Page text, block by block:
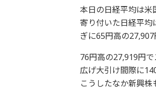
本日の日経平均は米
寄り付いた日経平均
ぎに65円高の
76円高の27,919円
広げ大引け間際に
こうしたなか新興株